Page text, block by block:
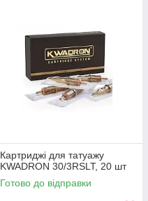
Картриджі для татуажу
KWADRON 30/3RSLT, 20 шт
Готово до відправки